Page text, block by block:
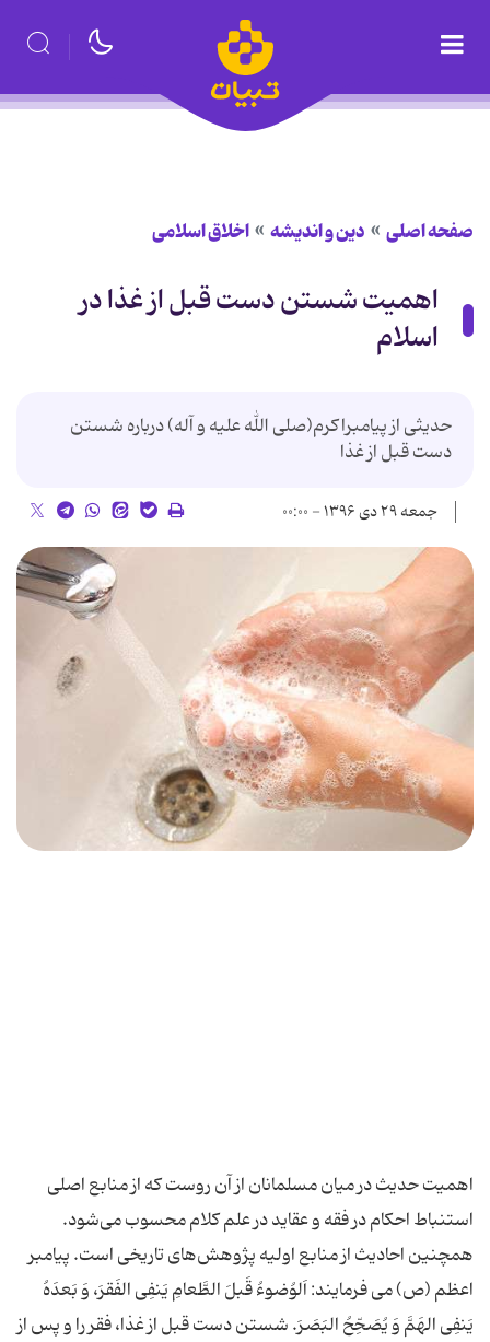
صفحه اصلی دین و اندیشه اخلاق اسلامی
اهمیت شستن دست قبل از غذا در
اسلام
حدیثی از پیامبراکرم(صلی الله علیه و آله) درباره شستن
دست قبل از غذا
جمعه ۲۹ دی ۱۳۹۶ - ۰۰:۰۰
اهمیت حدیث در میان مسلمانان از آن روست که از منابع اصلی
استنباط احکام در فقه و عقاید در علم کلام محسوب می‌شود.
همچنین احادیث از منابع اولیه پژوهش‌های تاریخی است. پیامبر
اعظم (ص) می فرمایند: اَلوُضوءُ قَبلَ الطَّعامِ يَنفِى الفَقرَ، وَ بَعدَهُ
يَنفِى الهَمَّ وَ يُصَحِّحُ البَصَرَ. شستن دست قبل از غذا، فقر را و پس از